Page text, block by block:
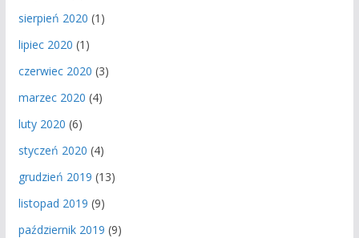
sierpień 2020 (1)
lipiec 2020 (1)
czerwiec 2020 (3)
marzec 2020 (4)
luty 2020 (6)
styczeń 2020 (4)
grudzień 2019 (13)
listopad 2019 (9)
październik 2019 (9)